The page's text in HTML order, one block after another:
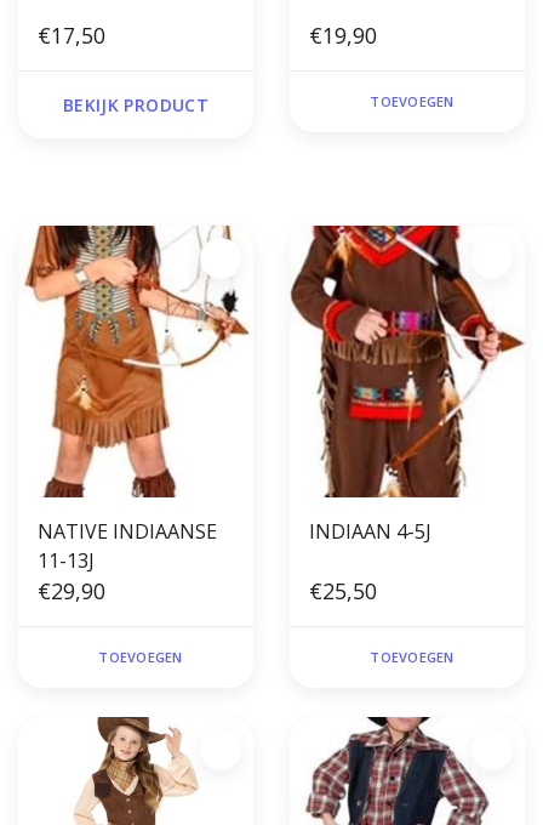
€17,50
BEKIJK PRODUCT
€19,90
TOEVOEGEN
NATIVE INDIAANSE
11-13J
€29,90
TOEVOEGEN
INDIAAN 4-5J
€25,50
TOEVOEGEN